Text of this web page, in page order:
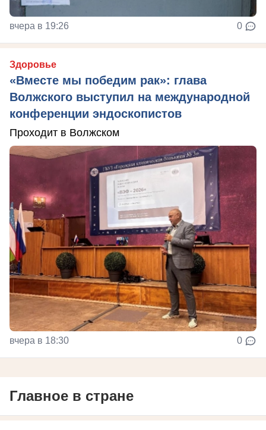
вчера в 19:26 0
Здоровье
«Вместе мы победим рак»: глава
Волжского выступил на международной
конференции эндоскопистов
Проходит в Волжском
вчера в 18:30 0
Главное в стране